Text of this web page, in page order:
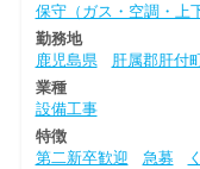
保守（ガス・空調・上
勤務地
鹿児島県
肝属郡肝付
業種
設備工事
特徴
第二新卒歓迎
急募